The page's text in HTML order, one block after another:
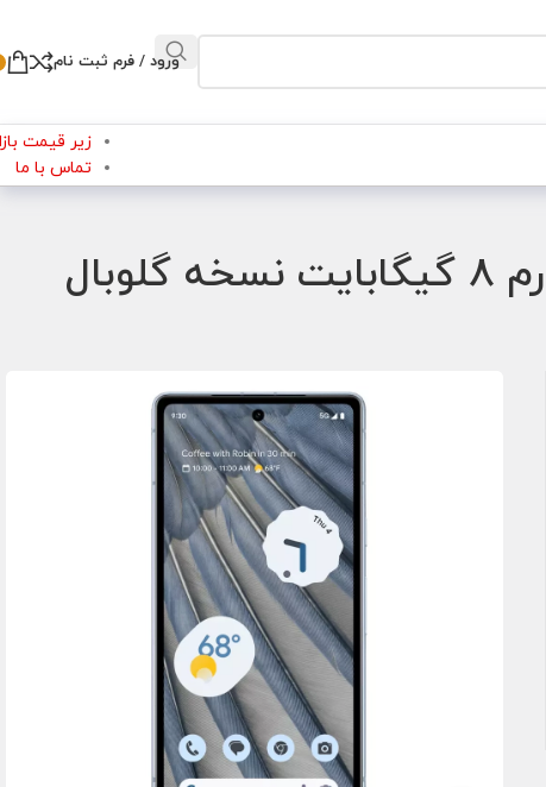
ورود / فرم ثبت نام
زیر قیمت
تماس با ما
گوشی گوگل پیکسل Google Pixel 7a حافظه 128 گیگابایت و رم 8 گیگابایت نسخه گلوبال